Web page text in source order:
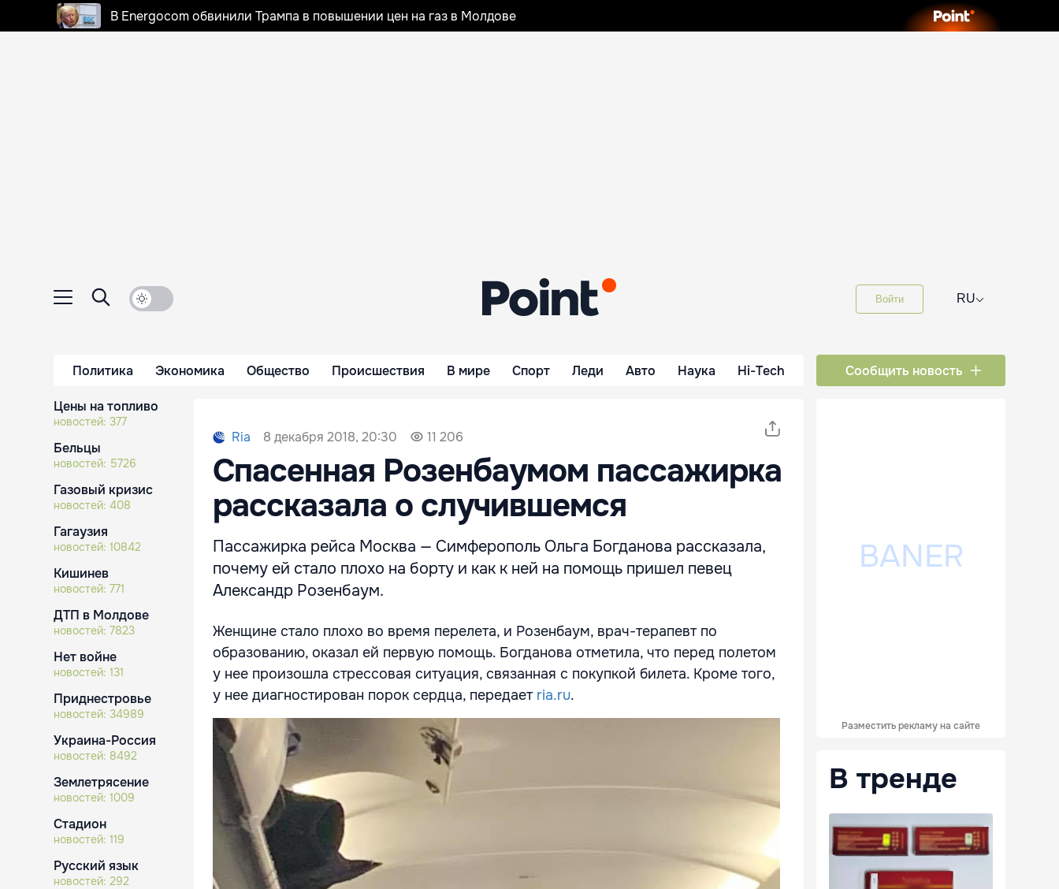
В Energocom обвинили Трампа в повышении цен на газ в Молдове
Войти RU⌵
Политика Экономика Общество Происшествия В мире Спорт Леди Авто Наука Hi-Tech Сообщить новость
Цены на топливо
новостей: 377
Бельцы
новостей: 5726
Газовый кризис
новостей: 408
Гагаузия
новостей: 10842
Кишинев
новостей: 771
ДТП в Молдове
новостей: 7823
Нет войне
новостей: 131
Приднестровье
новостей: 34989
Украина-Россия
новостей: 8492
Землетрясение
новостей: 1009
Стадион
новостей: 119
Русский язык
новостей: 292
Ria 8 декабря 2018, 20:30 11 206
Спасенная Розенбаумом пассажирка
рассказала о случившемся
Пассажирка рейса Москва — Симферополь Ольга Богданова рассказала,
почему ей стало плохо на борту и как к ней на помощь пришел певец
Александр Розенбаум.
Женщине стало плохо во время перелета, и Розенбаум, врач-терапевт по
образованию, оказал ей первую помощь. Богданова отметила, что перед полетом
у нее произошла стрессовая ситуация, связанная с покупкой билета. Кроме того,
у нее диагностирован порок сердца, передает ria.ru.
Разместить рекламу на сайте
В тренде